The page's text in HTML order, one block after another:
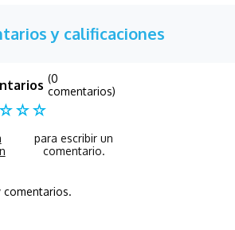
y calificaciones
☆☆☆
(0
comentarios)
comentarios.